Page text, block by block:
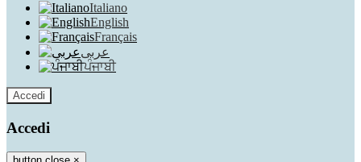
Italiano
English
Français
عربى
ਪੰਜਾਬੀ
Accedi
Accedi